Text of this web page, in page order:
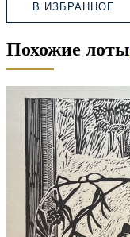
В ИЗБРАННОЕ
Похожие лоты